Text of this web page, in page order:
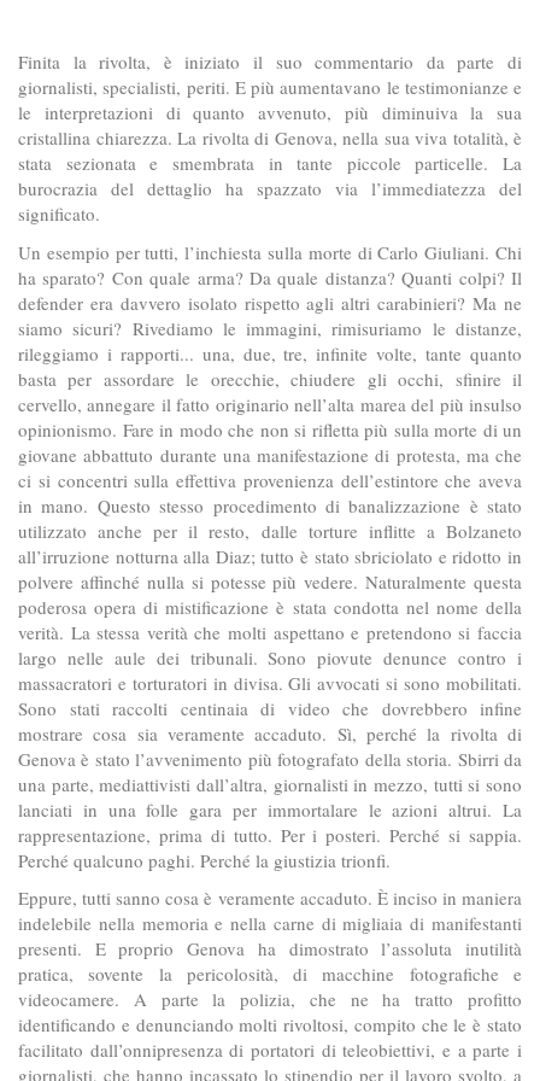
Finita la rivolta, è iniziato il suo commentario da parte di
giornalisti, specialisti, periti. E più aumentavano le testimonianze e
le interpretazioni di quanto avvenuto, più diminuiva la sua
cristallina chiarezza. La rivolta di Genova, nella sua viva totalità, è
stata sezionata e smembrata in tante piccole particelle. La
burocrazia del dettaglio ha spazzato via l’immediatezza del
significato.
Un esempio per tutti, l’inchiesta sulla morte di Carlo Giuliani. Chi
ha sparato? Con quale arma? Da quale distanza? Quanti colpi? Il
defender era davvero isolato rispetto agli altri carabinieri? Ma ne
siamo sicuri? Rivediamo le immagini, rimisuriamo le distanze,
rileggiamo i rapporti... una, due, tre, infinite volte, tante quanto
basta per assordare le orecchie, chiudere gli occhi, sfinire il
cervello, annegare il fatto originario nell’alta marea del più insulso
opinionismo. Fare in modo che non si rifletta più sulla morte di un
giovane abbattuto durante una manifestazione di protesta, ma che
ci si concentri sulla effettiva provenienza dell’estintore che aveva
in mano. Questo stesso procedimento di banalizzazione è stato
utilizzato anche per il resto, dalle torture inflitte a Bolzaneto
all’irruzione notturna alla Diaz; tutto è stato sbriciolato e ridotto in
polvere affinché nulla si potesse più vedere. Naturalmente questa
poderosa opera di mistificazione è stata condotta nel nome della
verità. La stessa verità che molti aspettano e pretendono si faccia
largo nelle aule dei tribunali. Sono piovute denunce contro i
massacratori e torturatori in divisa. Gli avvocati si sono mobilitati.
Sono stati raccolti centinaia di video che dovrebbero infine
mostrare cosa sia veramente accaduto. Sì, perché la rivolta di
Genova è stato l’avvenimento più fotografato della storia. Sbirri da
una parte, mediattivisti dall’altra, giornalisti in mezzo, tutti si sono
lanciati in una folle gara per immortalare le azioni altrui. La
rappresentazione, prima di tutto. Per i posteri. Perché si sappia.
Perché qualcuno paghi. Perché la giustizia trionfi.
Eppure, tutti sanno cosa è veramente accaduto. È inciso in maniera
indelebile nella memoria e nella carne di migliaia di manifestanti
presenti. E proprio Genova ha dimostrato l’assoluta inutilità
pratica, sovente la pericolosità, di macchine fotografiche e
videocamere. A parte la polizia, che ne ha tratto profitto
identificando e denunciando molti rivoltosi, compito che le è stato
facilitato dall’onnipresenza di portatori di teleobiettivi, e a parte i
giornalisti, che hanno incassato lo stipendio per il lavoro svolto, a